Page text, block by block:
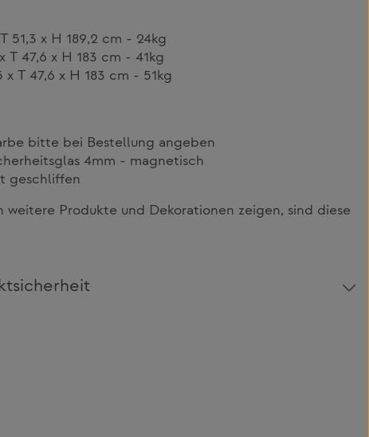
51,3 x H 189,2 cm - 24kg
T 47,6 x H 183 cm - 41kg
x T 47,6 x H 183 cm - 51kg
bitte bei Bestellung angeben
4mm - magnetisch
geschliffen
Produkte und Dekorationen zeigen, sind diese